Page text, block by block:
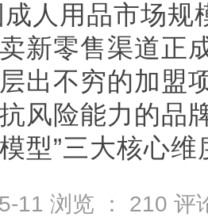
人用品市场
新零售渠道正
出不穷的加盟
风险能力的品
型”三大核心维
11 浏览 ： 210 评